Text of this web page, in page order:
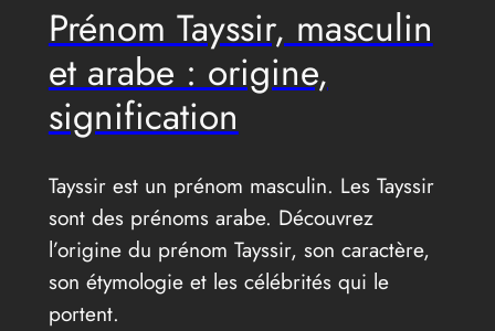
Prénom Tayssir, masculin
et arabe : origine,
signification
Tayssir est un prénom masculin. Les Tayssir
sont des prénoms arabe. Découvrez
l’origine du prénom Tayssir, son caractère,
son étymologie et les célébrités qui le
portent.